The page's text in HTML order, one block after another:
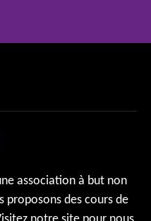
association à but non
proposons des cours de